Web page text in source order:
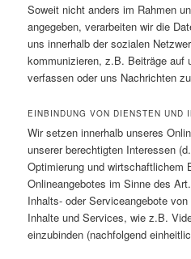
Soweit nicht anders im Rahmen
angegeben, verarbeiten wir die
uns innerhalb der sozialen
kommunizieren, z.B. Beiträge auf
verfassen oder uns Nachrichten
EINBINDUNG VON DIENSTEN UND
Wir setzen innerhalb unseres
unserer berechtigten Interessen
Optimierung und wirtschaftlichem
Onlineangebotes im Sinne des
Inhalts- oder Serviceangebote
Inhalte und Services, wie z.B.
einzubinden (nachfolgend